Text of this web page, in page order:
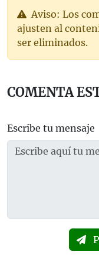
Aviso: Los
ajusten al
ser eliminados.
COMENTA
Escribe tu mensaje